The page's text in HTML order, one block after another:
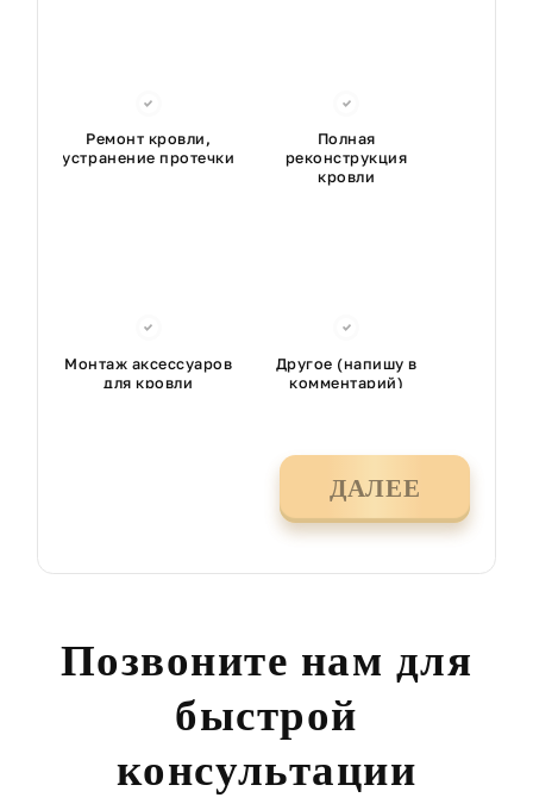
Ремонт кровли,
устранение протечки
Полная
реконструкция
кровли
Монтаж аксессуаров
для кровли
Другое (напишу в
комментарий)
ДАЛЕЕ
Позвоните нам для
быстрой
консультации